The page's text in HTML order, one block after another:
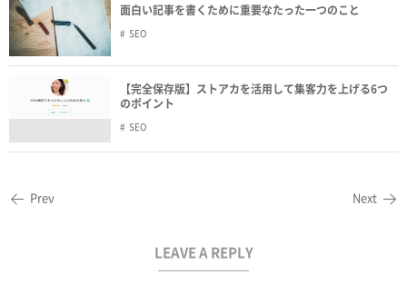
面白い記事を書くために重要なたった一つのこと
SEO
【完全保存版】ストアカを活用して集客力を上げる6つ
のポイント
SEO
Prev Next
LEAVE A REPLY